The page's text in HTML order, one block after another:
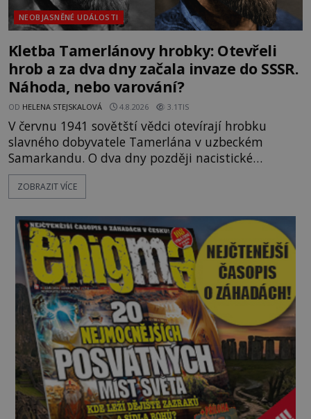
NEOBJASNĚNÉ UDÁLOSTI
Kletba Tamerlánovy hrobky: Otevřeli
hrob a za dva dny začala invaze do SSSR.
Náhoda, nebo varování?
OD HELENA STEJSKALOVÁ 4.8.2026 3.1TIS
V červnu 1941 sovětští vědci otevírají hrobku
slavného dobyvatele Tamerlána v uzbeckém
Samarkandu. O dva dny později nacistické
Německo zahajuje operaci Barbarossa a napadá
Sovětský svaz. Shoda dat je natolik zarážející, že se
na legendě něco pravdy, nebo jde jen o fascinující
souhru okolností? Když antropolog Michail
Gerasimov (1907-1970) a
ZOBRAZIT VÍCE